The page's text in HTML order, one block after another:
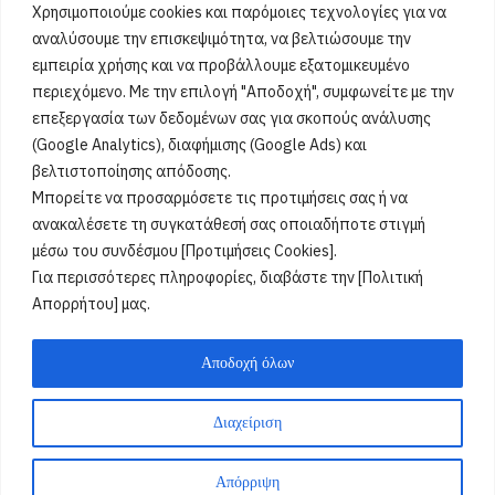
Χρησιμοποιούμε cookies και παρόμοιες τεχνολογίες για να
αναλύσουμε την επισκεψιμότητα, να βελτιώσουμε την
εμπειρία χρήσης και να προβάλλουμε εξατομικευμένο
περιεχόμενο. Με την επιλογή "Αποδοχή", συμφωνείτε με την
επεξεργασία των δεδομένων σας για σκοπούς ανάλυσης
(Google Analytics), διαφήμισης (Google Ads) και
βελτιστοποίησης απόδοσης.
Μπορείτε να προσαρμόσετε τις προτιμήσεις σας ή να
ανακαλέσετε τη συγκατάθεσή σας οποιαδήποτε στιγμή
μέσω του συνδέσμου [Προτιμήσεις Cookies].
Για περισσότερες πληροφορίες, διαβάστε την [Πολιτική
Απορρήτου] μας.
Διαχείριση
Απόρριψη
Αποδοχή όλων
Ευμορφία, Έμμυ, Μορφούλα, Μόρφω, Σωτήριος, Σωτήρης,
Σώτος, Σωτηράκης, Σωτηρία, Σωτήρω[...]
Όροι Χρήσης
Πολιτική Ορθής Χρήσης
Email : info@acharnestimes.gr